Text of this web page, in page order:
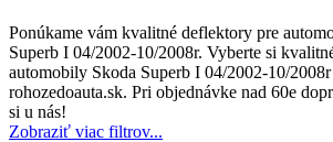
Ponúkame vám kvalitné deflektory pre
Superb I 04/2002-10/2008r. Vyberte si
automobily Skoda Superb I 04/2002-10/2008r
rohozedoauta.sk. Pri objednávke nad 60e
si u nás!
Zobraziť viac filtrov...